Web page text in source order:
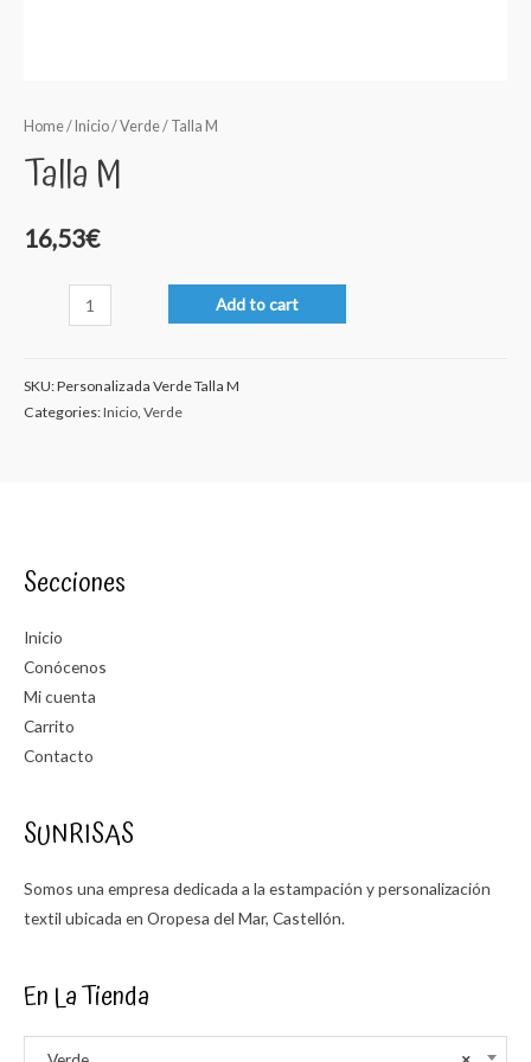
Home/ Inicio/Verde/ Talla M
Talla M
16,53€
Add to cart
SKU:Personalizada Verde Talla M
Categories:Inicio, Verde
Secciones
Inicio
Conócenos
Mi cuenta
Carrito
Contacto
SUNRISAS
Somos una empresa dedicada a la estampación y personalización
textil ubicada en Oropesa del Mar, Castellón.
En La Tienda